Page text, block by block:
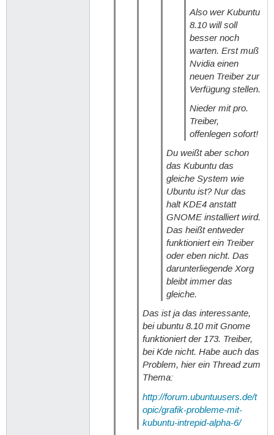
Also wer Kubuntu
8.10 will soll
besser noch
warten. Erst muß
Nvidia einen
neuen Treiber zur
Verfügung stellen.
Nieder mit pro.
Treiber,
offenlegen sofort!
Du weißt aber schon
das Kubuntu das
gleiche System wie
Ubuntu ist? Nur das
halt KDE4 anstatt
GNOME installiert wird.
Das heißt entweder
funktioniert ein Treiber
oder eben nicht. Das
darunterliegende Xorg
bleibt immer das
gleiche.
Das ist ja das interessante,
bei ubuntu 8.10 mit Gnome
funktioniert der 173. Treiber,
bei Kde nicht. Habe auch das
Problem, hier ein Thread zum
Thema:
http://forum.ubuntuusers.de/t
opic/grafik-probleme-mit-
kubuntu-intrepid-alpha-6/